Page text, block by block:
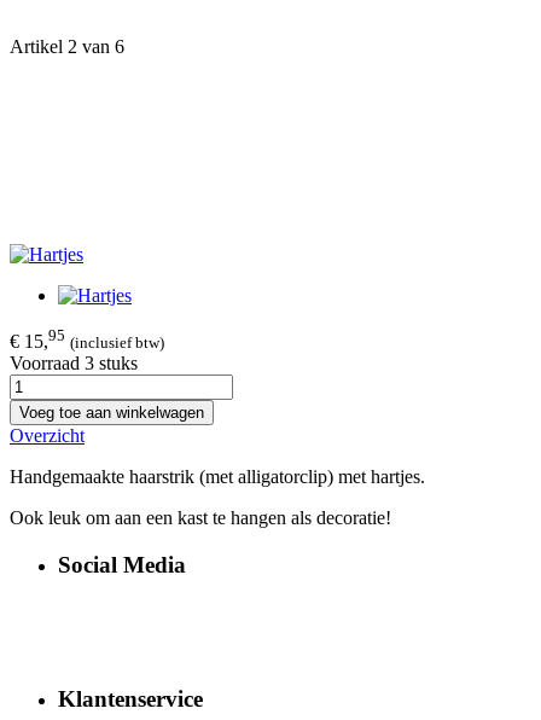
Artikel 2 van 6
€ 15,95 (inclusief btw)
Voorraad 3 stuks
Voeg toe aan winkelwagen
Overzicht
Handgemaakte haarstrik (met alligatorclip) met hartjes.
Ook leuk om aan een kast te hangen als decoratie!
Social Media
Klantenservice